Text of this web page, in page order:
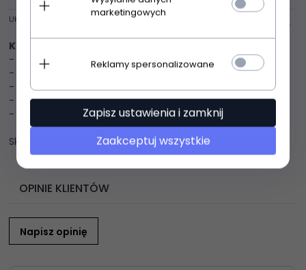
UKRYJ OPIS
Katrus K296 spodnie róż
- wykonane z gładkiego materiału
- na gumce
- w pasie wiązanie
- nogawki zakończone ściągaczem
- po bokach kieszenie
Skład: poliester 80% wiskoza 17% elastan 3%
OPINIE KLIENTÓW
Napisz opinię
marketingowych
Reklamy spersonalizowane
Zapisz ustawienia i zamknij
Zaakceptuj wszystkie